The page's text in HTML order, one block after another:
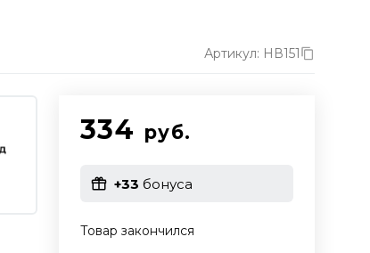
Артикул: НВ151
334 руб.
+33 бонуса
Товар закончился